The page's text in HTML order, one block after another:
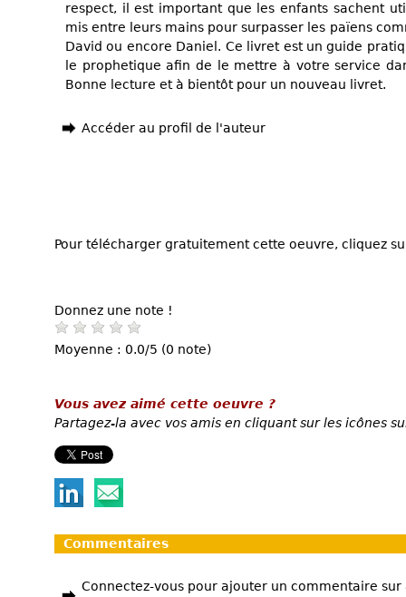
respect, il est important que les enfants sachent
mis entre leurs mains pour surpasser les païens
David ou encore Daniel. Ce livret est un guide
le prophetique afin de le mettre à votre service
Bonne lecture et à bientôt pour un nouveau livret.
Accéder au profil de l'auteur
Pour télécharger gratuitement cette oeuvre, cliquez
Donnez une note !
Moyenne : 0.0/5 (0 note)
Vous avez aimé cette oeuvre ?
Partagez-la avec vos amis en cliquant sur les icônes
Commentaires
Connectez-vous pour ajouter un commentaire sur